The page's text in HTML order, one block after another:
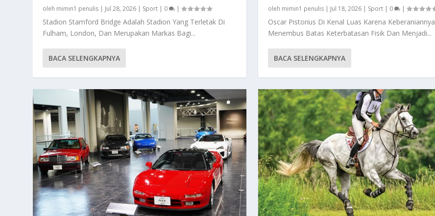
oleh mimin1 penulis | Jul 28, 2026 | Sport | 0 |
Stadion Stamford Bridge Adalah Stadion Yang Terletak Di
Fulham, London, Dan Merupakan Markas Bagi...
BACA SELENGKAPNYA
oleh mimin1 penulis| Jul 18, 2026| Sport| 0 |
Oscar Pistorius Di Kenal Luas Karena Keberaniannya
Menembus Batas Keterbatasan Fisik Dan Menjadi...
BACA SELENGKAPNYA